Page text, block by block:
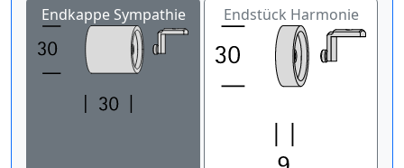
Endkappe Sympathie Endstück Harmonie